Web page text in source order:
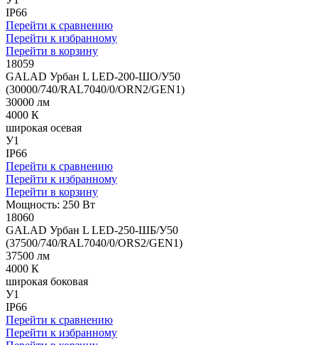
IP66
Перейти к сравнению
Перейти к избранному
Перейти в корзину
18059
GALAD Урбан L LED-200-ШО/У50
(30000/740/RAL7040/0/ORN2/GEN1)
30000 лм
4000 К
широкая осевая
У1
IP66
Перейти к сравнению
Перейти к избранному
Перейти в корзину
Мощность: 250 Вт
18060
GALAD Урбан L LED-250-ШБ/У50
(37500/740/RAL7040/0/ORS2/GEN1)
37500 лм
4000 К
широкая боковая
У1
IP66
Перейти к сравнению
Перейти к избранному